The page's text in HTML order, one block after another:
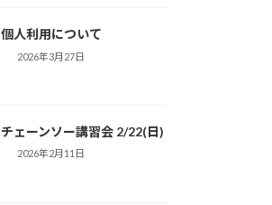
個人利用について
2026年3月27日
チェーンソー講習会 2/22(日)
2026年2月11日